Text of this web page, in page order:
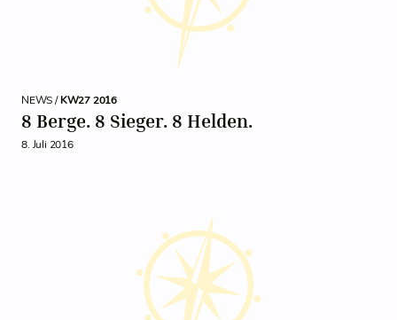
NEWS /KW27 2016
8 Berge. 8 Sieger. 8 Helden.
8. Juli 2016